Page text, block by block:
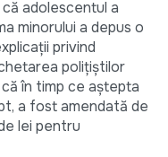
adolescentul a
minorului a depus o
privind
poliţiştilor
în timp ce aştepta
a fost amendată de
lei pentru